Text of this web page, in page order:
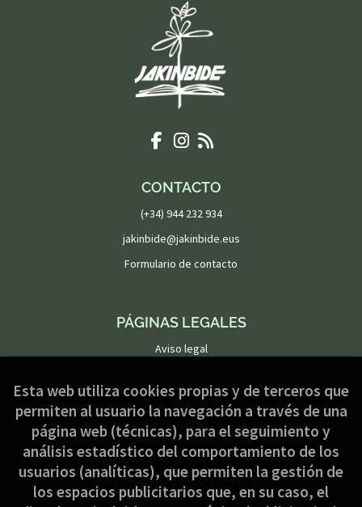
CONTACTO
(+34) 944 232 934
jakinbide@jakinbide.eus
Formulario de contacto
PÁGINAS LEGALES
Aviso legal
Política de privacidad
Política de Cookies
ATENCIÓN AL CLIENTE
Esta web utiliza cookies propias y de terceros que
permiten al usuario la navegación a través de una
página web (técnicas), para el seguimiento y
análisis estadístico del comportamiento de los
usuarios (analíticas), que permiten la gestión de
los espacios publicitarios que, en su caso, el